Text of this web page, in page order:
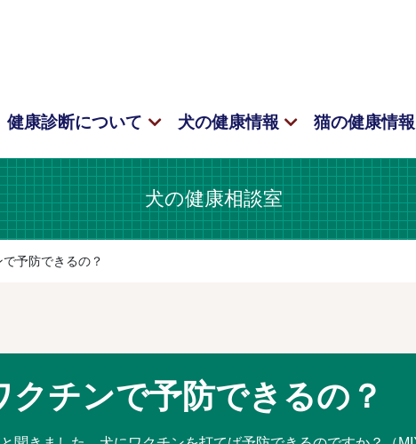
健康診断について 犬の健康情報 猫の健康情報
犬の健康相談室
予防できるの？
クチンで予防できるの？